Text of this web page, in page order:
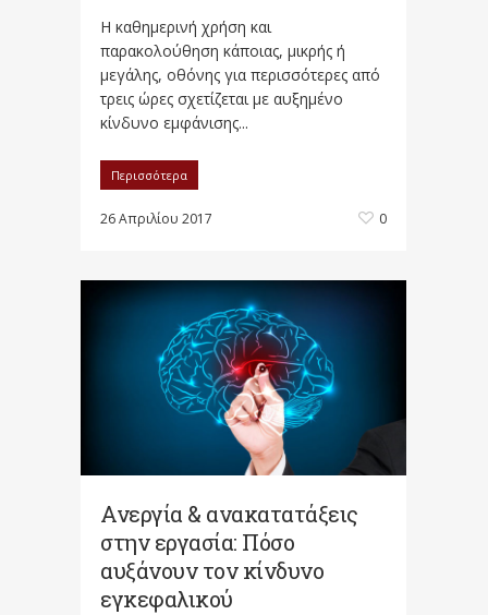
Η καθημερινή χρήση και
παρακολούθηση κάποιας, μικρής ή
μεγάλης, οθόνης για περισσότερες από
τρεις ώρες σχετίζεται με αυξημένο
κίνδυνο εμφάνισης...
Περισσότερα
26 Απριλίου 2017 0
Ανεργία & ανακατατάξεις
στην εργασία: Πόσο
αυξάνουν τον κίνδυνο
εγκεφαλικού